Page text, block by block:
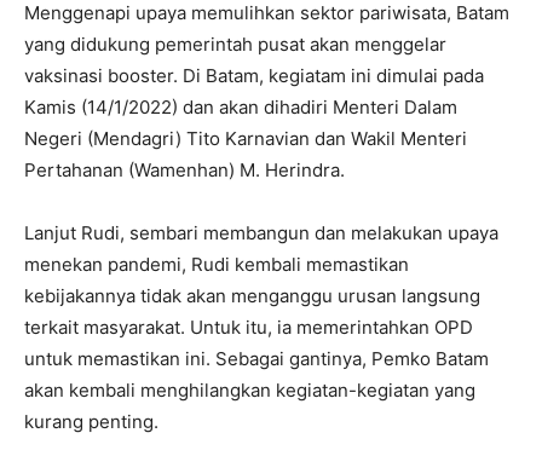
Menggenapi upaya memulihkan sektor pariwisata, Batam
yang didukung pemerintah pusat akan menggelar
vaksinasi booster. Di Batam, kegiatam ini dimulai pada
Kamis (14/1/2022) dan akan dihadiri Menteri Dalam
Negeri (Mendagri) Tito Karnavian dan Wakil Menteri
Pertahanan (Wamenhan) M. Herindra.
Lanjut Rudi, sembari membangun dan melakukan upaya
menekan pandemi, Rudi kembali memastikan
kebijakannya tidak akan menganggu urusan langsung
terkait masyarakat. Untuk itu, ia memerintahkan OPD
untuk memastikan ini. Sebagai gantinya, Pemko Batam
akan kembali menghilangkan kegiatan-kegiatan yang
kurang penting.